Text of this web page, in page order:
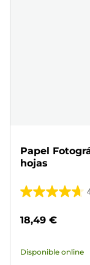
Papel
hojas
4.7
5
41
18,49 €
Disponible online